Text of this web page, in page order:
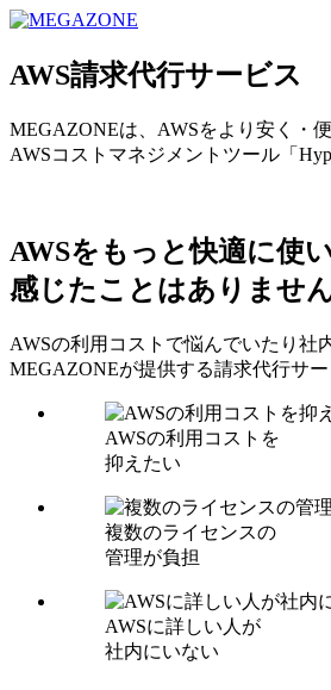
AWS請求代行サービス
MEGAZONEは、AWSをより安く・
AWSコストマネジメントツール「
AWSをもっと快適に使
感じたことはありませ
AWSの利用コストで悩んでいたり社
MEGAZONEが提供する請求代行サ
AWSの利用コストを
抑えたい
複数のライセンスの
管理が負担
AWSに詳しい人が
社内にいない